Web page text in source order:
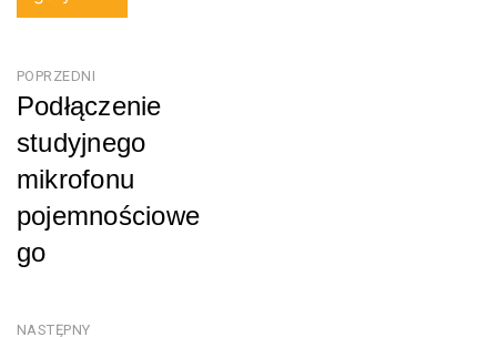
Nawigacja
wpisu
POPRZEDNI
Podłączenie
studyjnego
mikrofonu
pojemnościowe
go
NASTĘPNY